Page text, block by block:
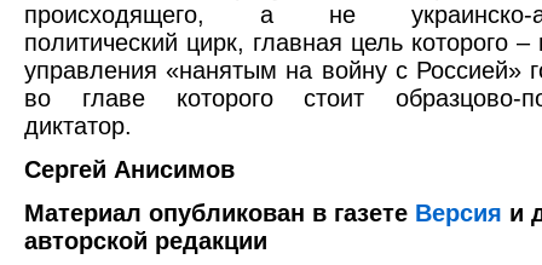
происходящего, а не украинско-
политический цирк, главная цель которого
управления «нанятым на войну с Россией»
во главе которого стоит образцово-
диктатор.
Сергей Анисимов
Материал опубликован в газете Версия и
авторской редакции